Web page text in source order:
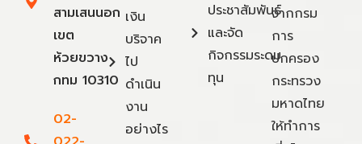
สามเสนนอก
เขต
ห้วยขวาง
กทม 10310
02-
เงิน
บริจาค
ไป
ดำเนิน
งาน
อย่างไร
ประชาสัมพันธ์
และจัด
กิจกรรมระดม
ทุน
จากกรม
การ
ปกครอง
กระทรวง
มหาดไทย
ให้ทำการ